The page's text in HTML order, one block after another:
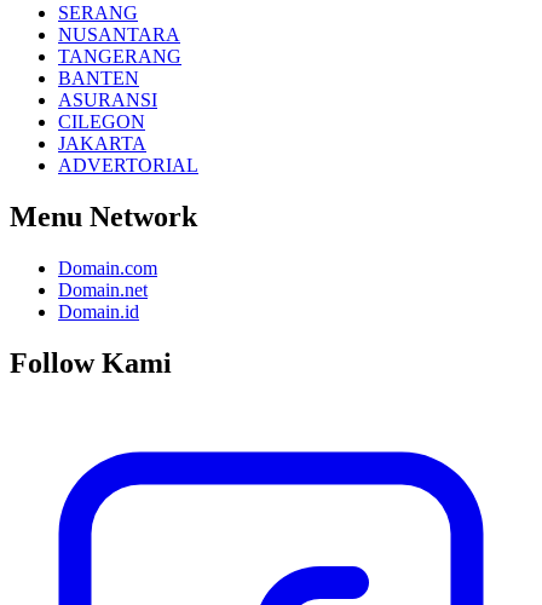
SERANG
NUSANTARA
TANGERANG
BANTEN
ASURANSI
CILEGON
JAKARTA
ADVERTORIAL
Menu Network
Domain.com
Domain.net
Domain.id
Follow Kami